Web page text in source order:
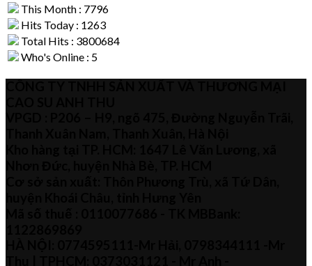
This Month : 7796
Hits Today : 1263
Total Hits : 3800684
Who's Online : 5